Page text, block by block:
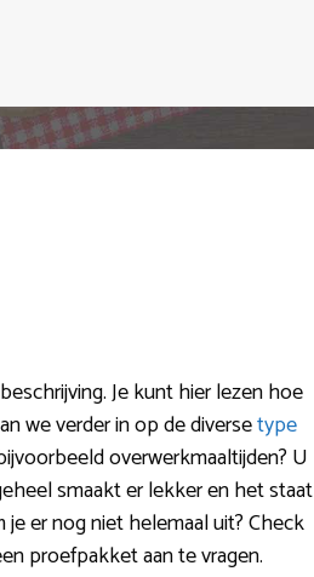
Je kunt hier lezen hoe
we verder in op de diversetype
overwerkmaaltijden? U
smaakt er lekker en het staat
er nog niet helemaal uit? Check
proefpakket aan te vragen.